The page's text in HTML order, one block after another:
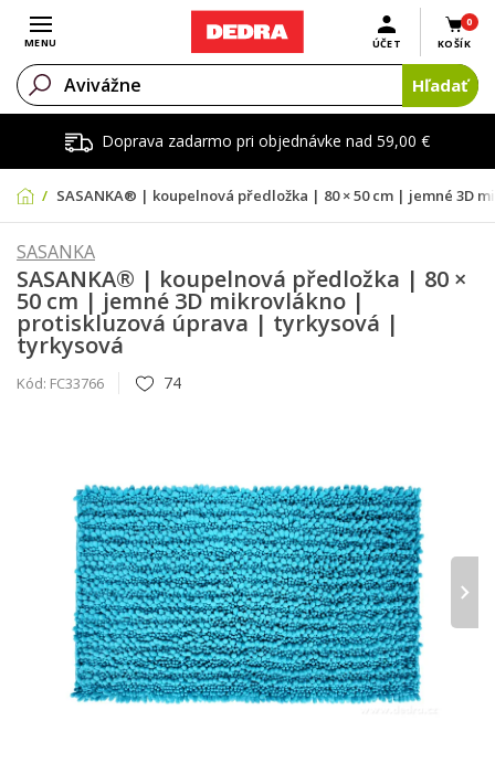
Doprava zadarmo pri objednávke nad 59,00 €
Otvoriť menu
MENU
0
KOŠÍK
ÚČET
Hľadať
SASANKA® | koupelnová předložka | 80 × 50 cm | jemné
SASANKA
SASANKA® | koupelnová předložka | 80 ×
50 cm | jemné 3D mikrovlákno |
protiskluzová úprava | tyrkysová |
tyrkysová
Kód: FC33766 74
›